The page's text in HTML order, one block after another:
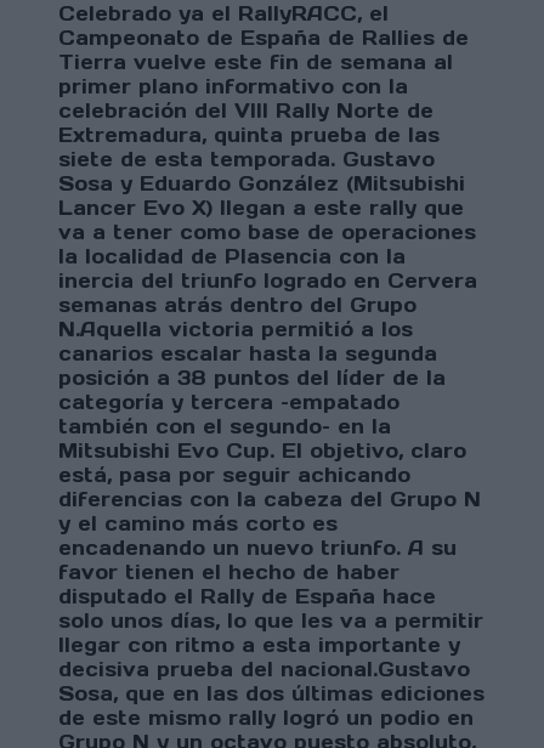
Celebrado ya el RallyRACC, el
Campeonato de España de Rallies de
Tierra vuelve este fin de semana al
primer plano informativo con la
celebración del VIII Rally Norte de
Extremadura, quinta prueba de las
siete de esta temporada. Gustavo
Sosa y Eduardo González (Mitsubishi
Lancer Evo X) llegan a este rally que
va a tener como base de operaciones
la localidad de Plasencia con la
inercia del triunfo logrado en Cervera
semanas atrás dentro del Grupo
N.Aquella victoria permitió a los
canarios escalar hasta la segunda
posición a 38 puntos del líder de la
categoría y tercera –empatado
también con el segundo– en la
Mitsubishi Evo Cup. El objetivo, claro
está, pasa por seguir achicando
diferencias con la cabeza del Grupo N
y el camino más corto es
encadenando un nuevo triunfo. A su
favor tienen el hecho de haber
disputado el Rally de España hace
solo unos días, lo que les va a permitir
llegar con ritmo a esta importante y
decisiva prueba del nacional.Gustavo
Sosa, que en las dos últimas ediciones
de este mismo rally logró un podio en
Grupo N y un octavo puesto absoluto,